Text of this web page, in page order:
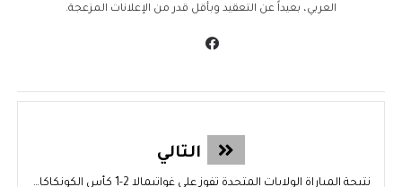
العربي، بعيداً عن التعقيد وبأقل قدر من الإعلانات المزعجة.
التالي
نتيجة المباراة الولايات المتحدة تفوز على غواتيمالا 2-1 كأس الكونكاكاف الذهبية 2025